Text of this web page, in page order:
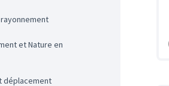
rayonnement
déplacement